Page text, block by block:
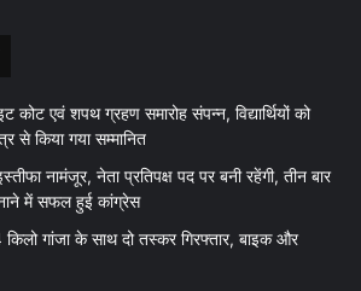
कोट एवं शपथ ग्रहण समारोह संपन्न, विद्यार्थियों को
से किया गया सम्मानित
नामंजूर, नेता प्रतिपक्ष पद पर बनी रहेंगी, तीन बार
में सफल हुई कांग्रेस
किलो गांजा के साथ दो तस्कर गिरफ्तार, बाइक और